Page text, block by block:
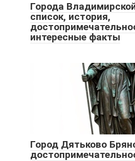
Города
список, история,
интересные факты
Город Дятьково